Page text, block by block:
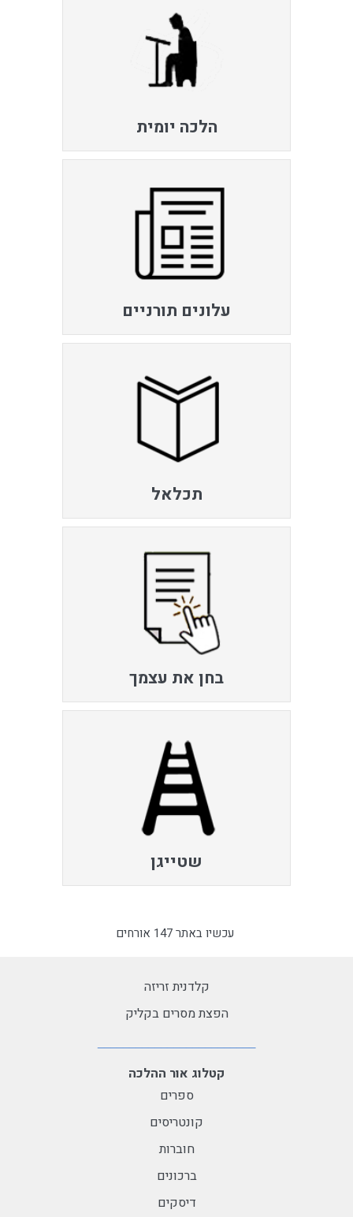
הלכה יומית
עלונים תורניים
תכלאל
בחן את עצמך
שטייגן
עכשיו באתר 147 אורחים
קלדנית זריזה
הפצת מסרים בקליק
קטלוג אור ההלכה
ספרים
קונטריסים
חוברות
ברכונים
דיסקים